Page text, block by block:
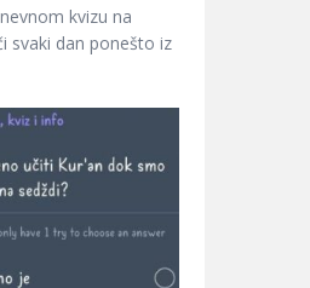
kvizu na
svaki dan ponešto iz